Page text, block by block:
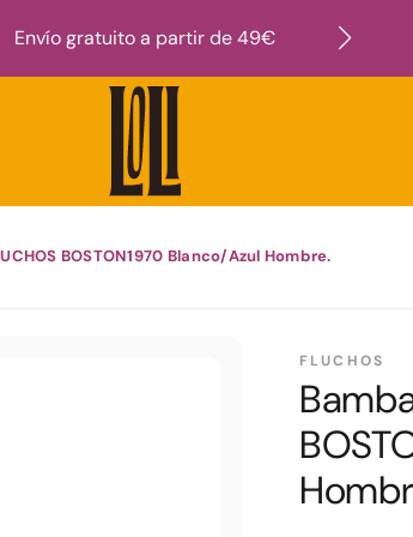
Envío gratuito a partir de 49€
BOSTON1970 Blanco/Azul Hombre.
FLUCHOS